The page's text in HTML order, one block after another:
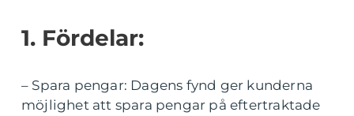
1. Fördelar:
– Spara pengar: Dagens fynd ger kunderna
möjlighet att spara pengar på eftertraktade